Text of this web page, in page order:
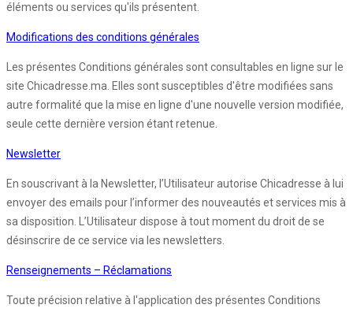
éléments ou services qu'ils présentent.
Modifications des conditions générales
Les présentes Conditions générales sont consultables en ligne sur le
site Chicadresse.ma. Elles sont susceptibles d'être modifiées sans
autre formalité que la mise en ligne d'une nouvelle version modifiée,
seule cette dernière version étant retenue.
Newsletter
En souscrivant à la Newsletter, l’Utilisateur autorise Chicadresse à lui
envoyer des emails pour l’informer des nouveautés et services mis à
sa disposition. L’Utilisateur dispose à tout moment du droit de se
désinscrire de ce service via les newsletters.
Renseignements – Réclamations
Toute précision relative à l'application des présentes Conditions